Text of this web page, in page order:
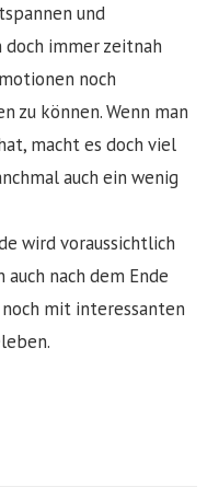
und
doch immer zeitnah
noch
zu können. Wenn man
macht es doch viel
auch ein wenig
wird voraussichtlich
nach dem Ende
mit interessanten